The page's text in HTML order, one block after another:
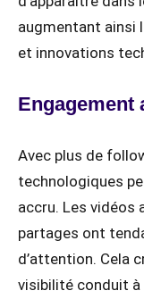
augmentant ainsi
et innovations
Engagement
Avec plus de
technologiques
accru. Les vidéos
partages ont
d’attention. Cela
visibilité conduit à